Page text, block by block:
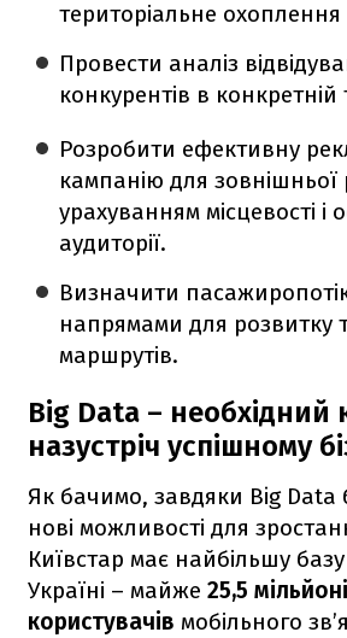
територіальне охоплення
Провести аналіз
конкурентів в конкретній
Розробити ефективну
кампанію для зовнішньої
урахуванням місцевості і
аудиторії.
Визначити
напрямами для розвитку
маршрутів.
Big Data – необхідний
назустріч успішному
Як бачимо, завдяки Big Data
нові можливості для
Київстар має найбільшу
Україні – майже 25,5
користувачів мобільного